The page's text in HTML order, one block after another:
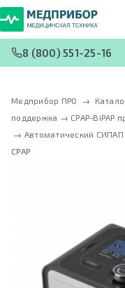
8 (800) 551-25-16
Медприбор ПРО →
поддержка → CPAP-BiPAP
→ Автоматический СИПАП
CPAP